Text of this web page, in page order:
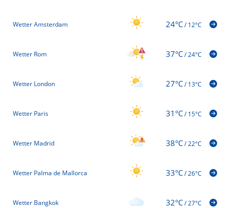
Wetter Amsterdam 24°C/12°C
Wetter Rom 37°C/24°C
Wetter London 27°C/13°C
Wetter Paris 31°C/15°C
Wetter Madrid 38°C/22°C
Wetter Palma de Mallorca 33°C/26°C
Wetter Bangkok 32°C/27°C